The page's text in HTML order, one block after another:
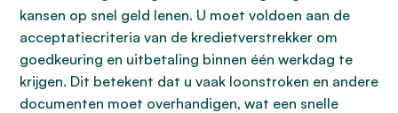
kansen op snel geld lenen. U moet voldoen aan de
acceptatiecriteria van de kredietverstrekker om
goedkeuring en uitbetaling binnen één werkdag te
krijgen. Dit betekent dat u vaak loonstroken en andere
documenten moet overhandigen, wat een snelle